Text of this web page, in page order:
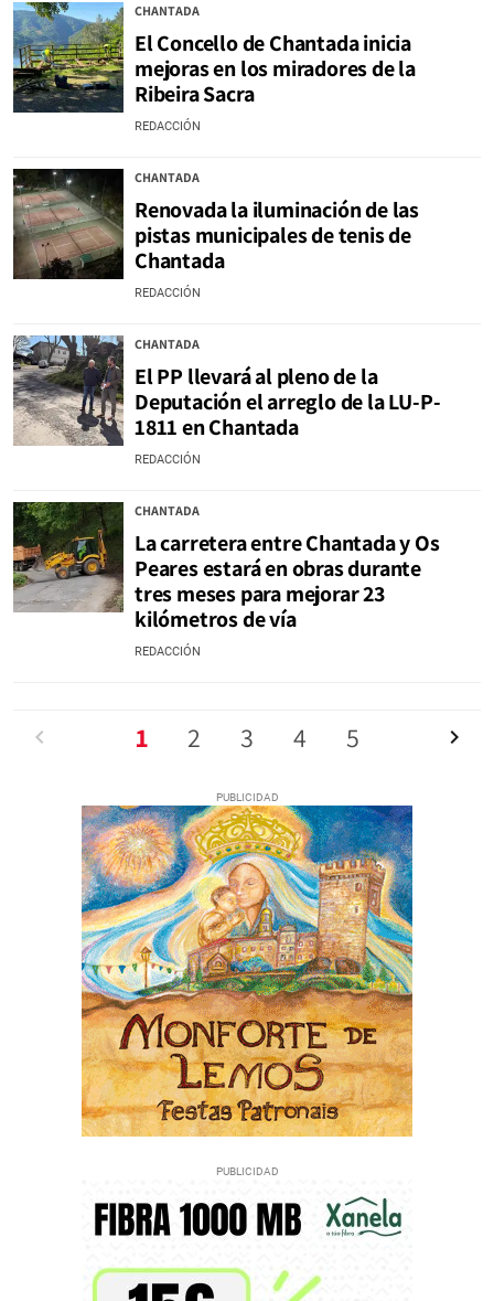
CHANTADA
El Concello de Chantada inicia
mejoras en los miradores de la
Ribeira Sacra
REDACCIÓN
CHANTADA
Renovada la iluminación de las
pistas municipales de tenis de
Chantada
REDACCIÓN
CHANTADA
El PP llevará al pleno de la
Deputación el arreglo de la LU-P-
1811 en Chantada
REDACCIÓN
CHANTADA
La carretera entre Chantada y Os
Peares estará en obras durante
tres meses para mejorar 23
kilómetros de vía
REDACCIÓN
1 2 3 4 5